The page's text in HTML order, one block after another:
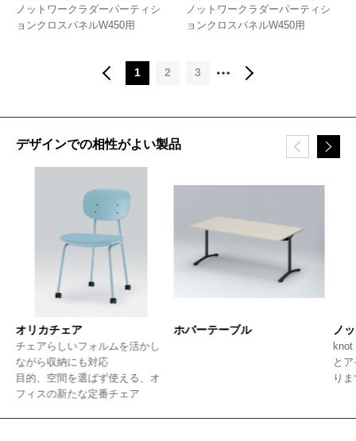
ノットワークラダーパーティシ
ョンクロスパネルW450用
ノットワークラダーパーティシ
ョンクロスパネルW450用
1 2 3
デザインでの相性がよい製品
オリカチェア
チェアらしいフォルムを活かし
ながら収納にも対応
目的、空間を選ばず使える、オ
フィスの新たな定番チェア
ホバーテーブル ノ
knot
と
り